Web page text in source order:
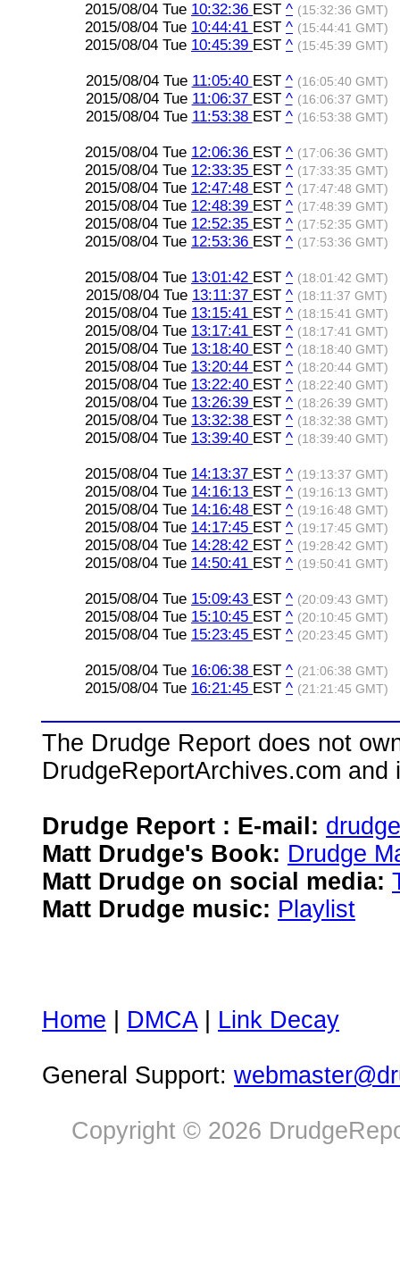
2015/08/04 Tue 10:32:36 EST ^ (15:32:36 GMT)
2015/08/04 Tue 10:44:41 EST ^ (15:44:41 GMT)
2015/08/04 Tue 10:45:39 EST ^ (15:45:39 GMT)
2015/08/04 Tue 11:05:40 EST ^ (16:05:40 GMT)
2015/08/04 Tue 11:06:37 EST ^ (16:06:37 GMT)
2015/08/04 Tue 11:53:38 EST ^ (16:53:38 GMT)
2015/08/04 Tue 12:06:36 EST ^ (17:06:36 GMT)
2015/08/04 Tue 12:33:35 EST ^ (17:33:35 GMT)
2015/08/04 Tue 12:47:48 EST ^ (17:47:48 GMT)
2015/08/04 Tue 12:48:39 EST ^ (17:48:39 GMT)
2015/08/04 Tue 12:52:35 EST ^ (17:52:35 GMT)
2015/08/04 Tue 12:53:36 EST ^ (17:53:36 GMT)
2015/08/04 Tue 13:01:42 EST ^ (18:01:42 GMT)
2015/08/04 Tue 13:11:37 EST ^ (18:11:37 GMT)
2015/08/04 Tue 13:15:41 EST ^ (18:15:41 GMT)
2015/08/04 Tue 13:17:41 EST ^ (18:17:41 GMT)
2015/08/04 Tue 13:18:40 EST ^ (18:18:40 GMT)
2015/08/04 Tue 13:20:44 EST ^ (18:20:44 GMT)
2015/08/04 Tue 13:22:40 EST ^ (18:22:40 GMT)
2015/08/04 Tue 13:26:39 EST ^ (18:26:39 GMT)
2015/08/04 Tue 13:32:38 EST ^ (18:32:38 GMT)
2015/08/04 Tue 13:39:40 EST ^ (18:39:40 GMT)
2015/08/04 Tue 14:13:37 EST ^ (19:13:37 GMT)
2015/08/04 Tue 14:16:13 EST ^ (19:16:13 GMT)
2015/08/04 Tue 14:16:48 EST ^ (19:16:48 GMT)
2015/08/04 Tue 14:17:45 EST ^ (19:17:45 GMT)
2015/08/04 Tue 14:28:42 EST ^ (19:28:42 GMT)
2015/08/04 Tue 14:50:41 EST ^ (19:50:41 GMT)
2015/08/04 Tue 15:09:43 EST ^ (20:09:43 GMT)
2015/08/04 Tue 15:10:45 EST ^ (20:10:45 GMT)
2015/08/04 Tue 15:23:45 EST ^ (20:23:45 GMT)
2015/08/04 Tue 16:06:38 EST ^ (21:06:38 GMT)
2015/08/04 Tue 16:21:45 EST ^ (21:21:45 GMT)
The Drudge Report does not
DrudgeReportArchives.com
Drudge Report : E-mail:
Matt Drudge's Book: Drudge
Matt Drudge on social media:
Matt Drudge music: Playlist
Home DMCA| Link Decay
General Support:
Copyright © 2026